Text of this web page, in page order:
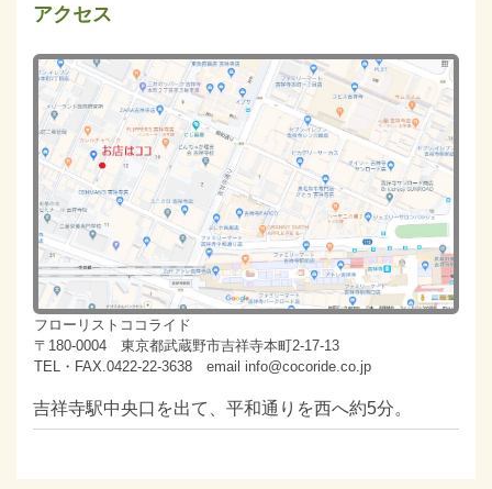
アクセス
フローリストココライド
〒180-0004 東京都武蔵野市吉祥寺本町2-17-13
TEL・FAX.0422-22-3638 email info@cocoride.co.jp
吉祥寺駅中央口を出て、平和通りを西へ約5分。